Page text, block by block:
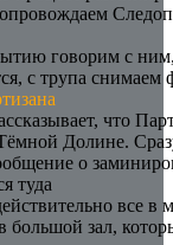
говорим с ним,
с трупа снимаем
что
Долине.
о
туда
все в
большой зал,